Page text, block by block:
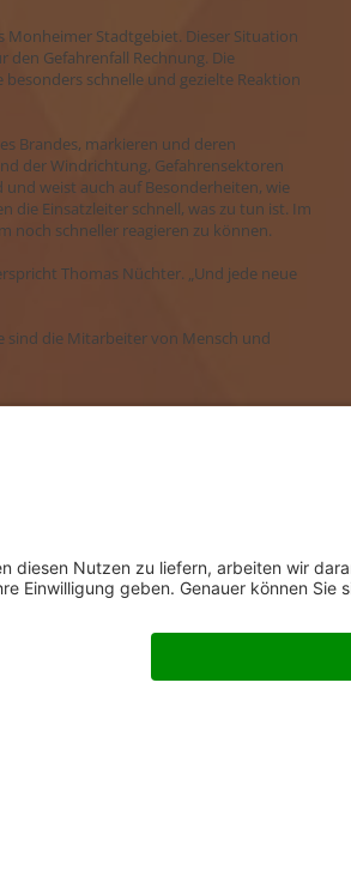
Monheimer Stadtgebiet. Dieser Situation
Gefahrenfall Rechnung. Die
schnelle und gezielte Reaktion
Brandes, markieren und deren
der Windrichtung, Gefahrensektoren
weist auch auf Besonderheiten, wie
die Einsatzleiter schnell, was zu tun ist. Im
noch schneller reagieren zu können.
Thomas Nüchter. „Und jede neue
sind die Mitarbeiter von Mensch und